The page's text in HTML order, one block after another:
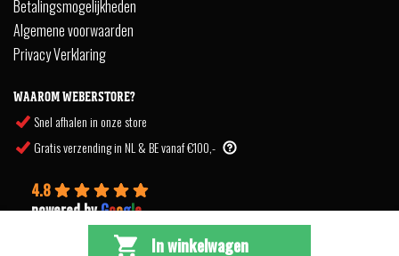
In winkelwagen
Betalingsmogelijkheden
Algemene voorwaarden
Privacy Verklaring
WAAROM WEBERSTORE?
Snel afhalen in onze store
Gratis verzending in NL & BE vanaf €100,-
4.8
powered byGoogle